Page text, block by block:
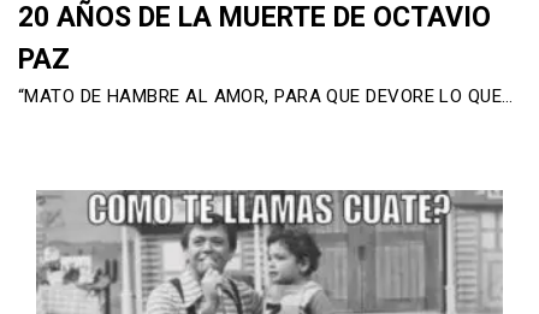
20 AÑOS DE LA MUERTE DE OCTAVIO
PAZ
“MATO DE HAMBRE AL AMOR, PARA QUE DEVORE LO QUE…